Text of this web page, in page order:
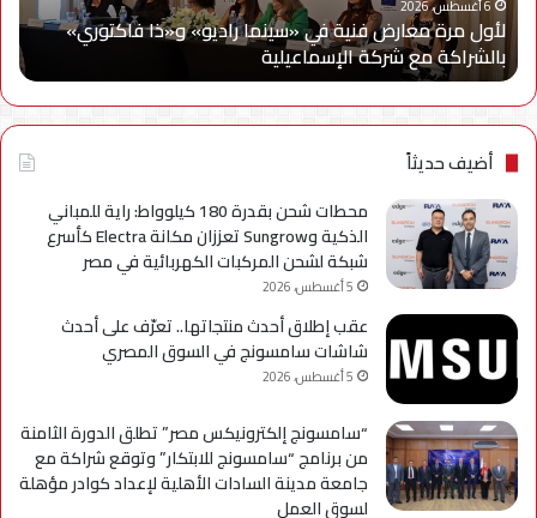
فاكتوري»
بالشراكة
مع
شركة
الإسماعيلية
6 أغسطس، 2026
لأول مرة معارض فنية في «سينما راديو» و«ذا فاكتوري»
بالشراكة مع شركة الإسماعيلية
في
A
أضيف حديثاً
محطات شحن بقدرة 180 كيلوواط: راية للمباني
الذكية وSungrow تعززان مكانة Electra كأسرع
شبكة لشحن المركبات الكهربائية في مصر
5 أغسطس، 2026
عقب إطلاق أحدث منتجاتها.. تعرّف على أحدث
شاشات سامسونج في السوق المصري
5 أغسطس، 2026
“سامسونج إلكترونيكس مصر” تطلق الدورة الثامنة
من برنامج “سامسونج للابتكار” وتوقع شراكة مع
جامعة مدينة السادات الأهلية لإعداد كوادر مؤهلة
لسوق العمل